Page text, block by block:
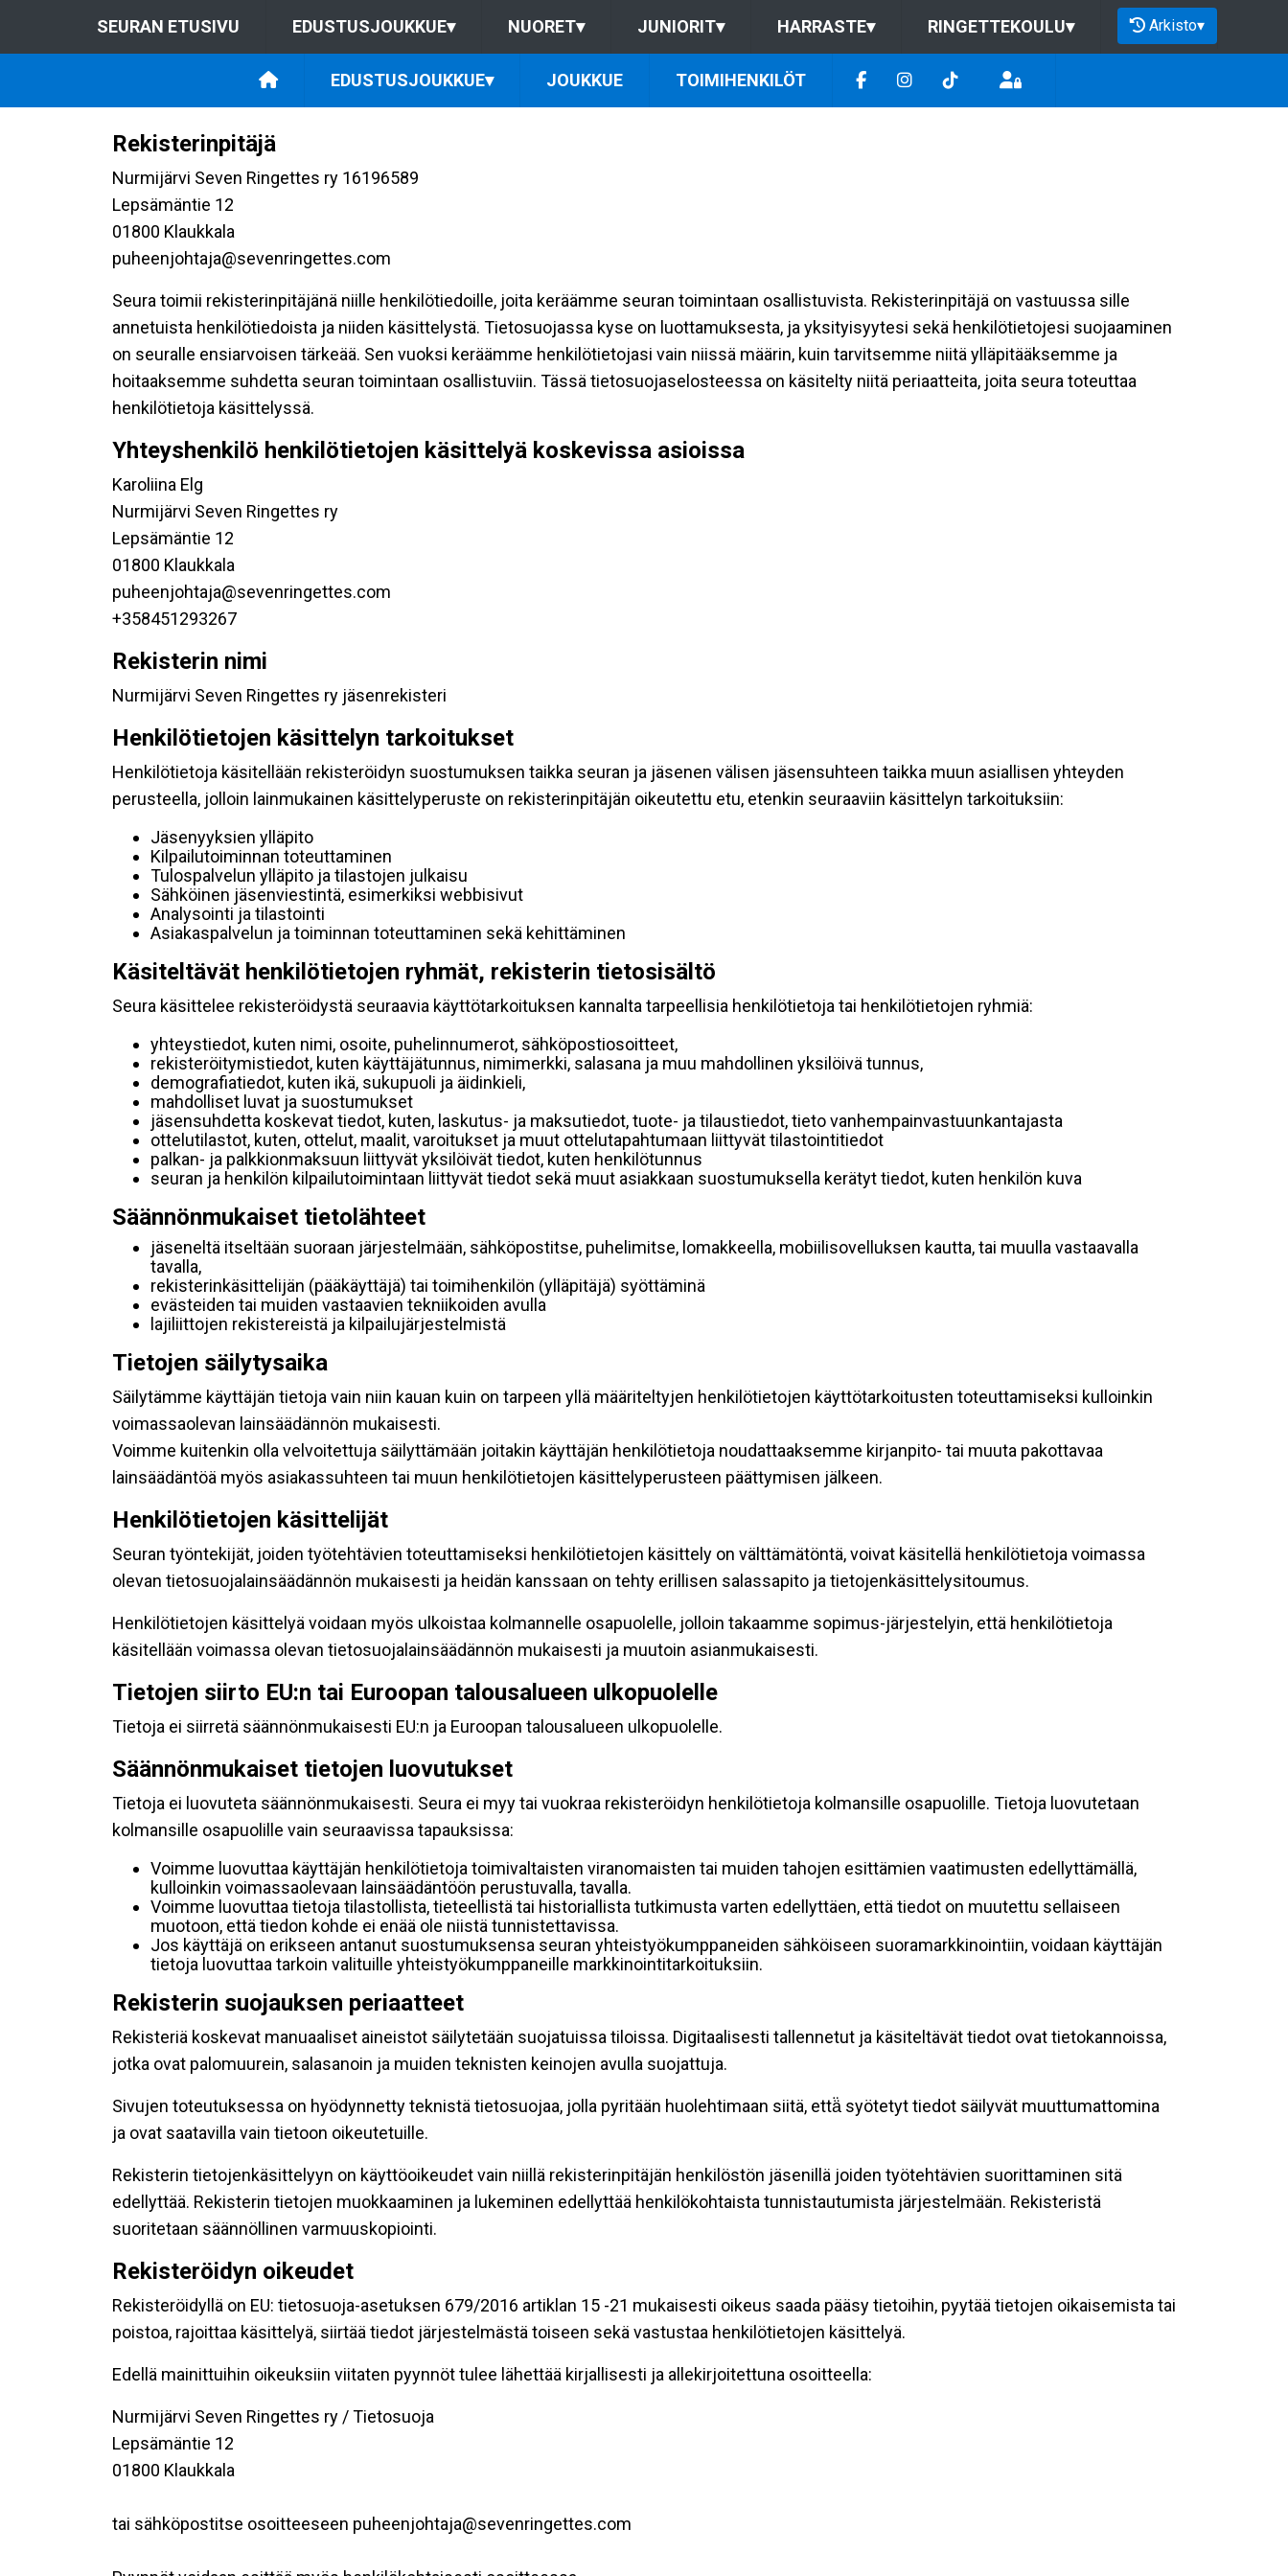
SEURAN ETUSIVU EDUSTUSJOUKKUE▾ NUORET▾ JUNIORIT▾ HARRASTE▾ RINGETTEKOULU▾ Arkisto▾
EDUSTUSJOUKKUE▾ JOUKKUE TOIMIHENKILÖT
Rekisterinpitäjä
Nurmijärvi Seven Ringettes ry 16196589
Lepsämäntie 12
01800 Klaukkala
puheenjohtaja@sevenringettes.com
Seura toimii rekisterinpitäjänä niille henkilötiedoille, joita keräämme seuran toimintaan osallistuvista. Rekisterinpitäjä on vastuussa sille
annetuista henkilötiedoista ja niiden käsittelystä. Tietosuojassa kyse on luottamuksesta, ja yksityisyytesi sekä henkilötietojesi suojaaminen
on seuralle ensiarvoisen tärkeää. Sen vuoksi keräämme henkilötietojasi vain niissä määrin, kuin tarvitsemme niitä ylläpitääksemme ja
hoitaaksemme suhdetta seuran toimintaan osallistuviin. Tässä tietosuojaselosteessa on käsitelty niitä periaatteita, joita seura toteuttaa
henkilötietoja käsittelyssä.
Yhteyshenkilö henkilötietojen käsittelyä koskevissa asioissa
Karoliina Elg
Nurmijärvi Seven Ringettes ry
Lepsämäntie 12
01800 Klaukkala
puheenjohtaja@sevenringettes.com
+358451293267
Rekisterin nimi
Nurmijärvi Seven Ringettes ry jäsenrekisteri
Henkilötietojen käsittelyn tarkoitukset
Henkilötietoja käsitellään rekisteröidyn suostumuksen taikka seuran ja jäsenen välisen jäsensuhteen taikka muun asiallisen yhteyden
perusteella, jolloin lainmukainen käsittelyperuste on rekisterinpitäjän oikeutettu etu, etenkin seuraaviin käsittelyn tarkoituksiin:
Jäsenyyksien ylläpito
Kilpailutoiminnan toteuttaminen
Tulospalvelun ylläpito ja tilastojen julkaisu
Sähköinen jäsenviestintä, esimerkiksi webbisivut
Analysointi ja tilastointi
Asiakaspalvelun ja toiminnan toteuttaminen sekä kehittäminen
Käsiteltävät henkilötietojen ryhmät, rekisterin tietosisältö
Seura käsittelee rekisteröidystä seuraavia käyttötarkoituksen kannalta tarpeellisia henkilötietoja tai henkilötietojen ryhmiä:
yhteystiedot, kuten nimi, osoite, puhelinnumerot, sähköpostiosoitteet,
rekisteröitymistiedot, kuten käyttäjätunnus, nimimerkki, salasana ja muu mahdollinen yksilöivä tunnus,
demografiatiedot, kuten ikä, sukupuoli ja äidinkieli,
mahdolliset luvat ja suostumukset
jäsensuhdetta koskevat tiedot, kuten, laskutus- ja maksutiedot, tuote- ja tilaustiedot, tieto vanhempainvastuunkantajasta
ottelutilastot, kuten, ottelut, maalit, varoitukset ja muut ottelutapahtumaan liittyvät tilastointitiedot
palkan- ja palkkionmaksuun liittyvät yksilöivät tiedot, kuten henkilötunnus
seuran ja henkilön kilpailutoimintaan liittyvät tiedot sekä muut asiakkaan suostumuksella kerätyt tiedot, kuten henkilön kuva
Säännönmukaiset tietolähteet
jäseneltä itseltään suoraan järjestelmään, sähköpostitse, puhelimitse, lomakkeella, mobiilisovelluksen kautta, tai muulla vastaavalla
tavalla,
rekisterinkäsittelijän (pääkäyttäjä) tai toimihenkilön (ylläpitäjä) syöttäminä
evästeiden tai muiden vastaavien tekniikoiden avulla
lajiliittojen rekistereistä ja kilpailujärjestelmistä
Tietojen säilytysaika
Säilytämme käyttäjän tietoja vain niin kauan kuin on tarpeen yllä määriteltyjen henkilötietojen käyttötarkoitusten toteuttamiseksi kulloinkin
voimassaolevan lainsäädännön mukaisesti.
Voimme kuitenkin olla velvoitettuja säilyttämään joitakin käyttäjän henkilötietoja noudattaaksemme kirjanpito- tai muuta pakottavaa
lainsäädäntöä myös asiakassuhteen tai muun henkilötietojen käsittelyperusteen päättymisen jälkeen.
Henkilötietojen käsittelijät
Seuran työntekijät, joiden työtehtävien toteuttamiseksi henkilötietojen käsittely on välttämätöntä, voivat käsitellä henkilötietoja voimassa
olevan tietosuojalainsäädännön mukaisesti ja heidän kanssaan on tehty erillisen salassapito ja tietojenkäsittelysitoumus.
Henkilötietojen käsittelyä voidaan myös ulkoistaa kolmannelle osapuolelle, jolloin takaamme sopimus-järjestelyin, että henkilötietoja
käsitellään voimassa olevan tietosuojalainsäädännön mukaisesti ja muutoin asianmukaisesti.
Tietojen siirto EU:n tai Euroopan talousalueen ulkopuolelle
Tietoja ei siirretä säännönmukaisesti EU:n ja Euroopan talousalueen ulkopuolelle.
Säännönmukaiset tietojen luovutukset
Tietoja ei luovuteta säännönmukaisesti. Seura ei myy tai vuokraa rekisteröidyn henkilötietoja kolmansille osapuolille. Tietoja luovutetaan
kolmansille osapuolille vain seuraavissa tapauksissa:
Voimme luovuttaa käyttäjän henkilötietoja toimivaltaisten viranomaisten tai muiden tahojen esittämien vaatimusten edellyttämällä,
kulloinkin voimassaolevaan lainsäädäntöön perustuvalla, tavalla.
Voimme luovuttaa tietoja tilastollista, tieteellistä tai historiallista tutkimusta varten edellyttäen, että tiedot on muutettu sellaiseen
muotoon, että tiedon kohde ei enää ole niistä tunnistettavissa.
Jos käyttäjä on erikseen antanut suostumuksensa seuran yhteistyökumppaneiden sähköiseen suoramarkkinointiin, voidaan käyttäjän
tietoja luovuttaa tarkoin valituille yhteistyökumppaneille markkinointitarkoituksiin.
Rekisterin suojauksen periaatteet
Rekisteriä koskevat manuaaliset aineistot säilytetään suojatuissa tiloissa. Digitaalisesti tallennetut ja käsiteltävät tiedot ovat tietokannoissa,
jotka ovat palomuurein, salasanoin ja muiden teknisten keinojen avulla suojattuja.
Sivujen toteutuksessa on hyödynnetty teknistä tietosuojaa, jolla pyritään huolehtimaan siitä, että̈ syötetyt tiedot säilyvät muuttumattomina
ja ovat saatavilla vain tietoon oikeutetuille.
Rekisterin tietojenkäsittelyyn on käyttöoikeudet vain niillä rekisterinpitäjän henkilöstön jäsenillä joiden työtehtävien suorittaminen sitä
edellyttää. Rekisterin tietojen muokkaaminen ja lukeminen edellyttää henkilökohtaista tunnistautumista järjestelmään. Rekisteristä
suoritetaan säännöllinen varmuuskopiointi.
Rekisteröidyn oikeudet
Rekisteröidyllä on EU: tietosuoja-asetuksen 679/2016 artiklan 15 -21 mukaisesti oikeus saada pääsy tietoihin, pyytää tietojen oikaisemista tai
poistoa, rajoittaa käsittelyä, siirtää tiedot järjestelmästä toiseen sekä vastustaa henkilötietojen käsittelyä.
Edellä mainittuihin oikeuksiin viitaten pyynnöt tulee lähettää kirjallisesti ja allekirjoitettuna osoitteella:
Nurmijärvi Seven Ringettes ry / Tietosuoja
Lepsämäntie 12
01800 Klaukkala
tai sähköpostitse osoitteeseen puheenjohtaja@sevenringettes.com